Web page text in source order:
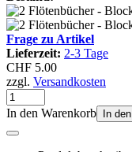
Frage zu Artikel
Lieferzeit: 2-3 Tage
CHF 5.00
zzgl. Versandkosten
In den Warenkorb In